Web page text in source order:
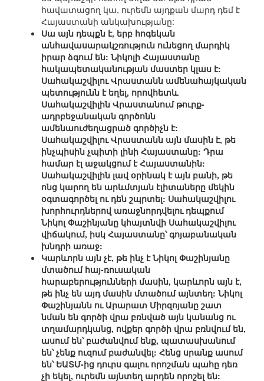
հավատացող կա, ուրեմն այդքան մարդ դեմ է
Հայաստանի անկախությանը:
Սա այն դեպքն է, երբ հոգեկան
անհավասարակշռություն ունեցող մարդիկ
իրար ձգում են: Նիկոլի Հայաստանը
հակապետականության մաստեր կլաս է:
Սահակաշվիլու Վրաստանն ամենահայկական
պետությունն է եղել, որովհետև
Սահակաշվիլին Վրաստանում թուրք-
ադրբեջանական գործոնն
ամենաուժեղացրած գործիչն է:
Սահակաշվիլու Վրաստանն այն մասին է, թե
ինչպիսին չպիտի լինի Հայաստանը: Դրա
համար էլ աջակցում է Հայաստանին:
Սահակաշվիլին լավ օրինակ է այն բանի, թե
ոնց կարող են արևմտյան էլիտաները մեկին
օգտագործել ու դեն շպրտել: Սահակաշվիլու
խորհուրդներով առաջնորդվելու դեպքում
Նիկոլ Փաշինյանը կհայտնվի Սահակաշվիլու
վիճակում, իսկ Հայաստանը՝ գոյաբանական
խնդրի առաջ:
Կարևորն այն չէ, թե ինչ է Նիկոլ Փաշինյանը
մտածում հայ-ռուսական
հարաբերությունների մասին, կարևորն այն է,
թե ինչ են այդ մասին մտածում այնտեղ: Նիկոլ
Փաշինյանն ու Արարատ Միրզոյանը շատ
նման են գործի վրա բռնված այն կանանց ու
տղամարդկանց, ովքեր գործի վրա բռնվում են,
ասում են՝ բաժանվում ենք, պատասխանում
են՝ չենք ուզում բաժանվել: Հենց սրանք ասում
են՝ ԵԱՏՄ-ից դուրս գալու որոշման պահը դեռ
չի եկել, ուրեմն այնտեղ արդեն որոշել են: